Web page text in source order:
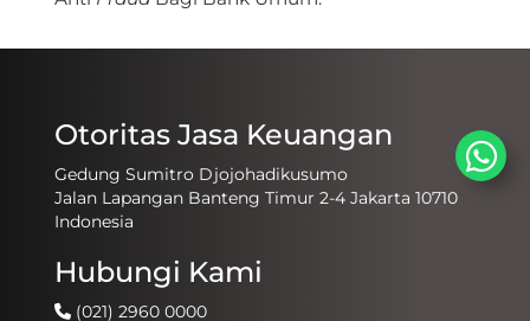
Otoritas Jasa Keuangan
Gedung Sumitro Djojohadikusumo
Jalan Lapangan Banteng Timur 2-4 Jakarta 10710
Indonesia
Hubungi Kami
(021) 2960 0000